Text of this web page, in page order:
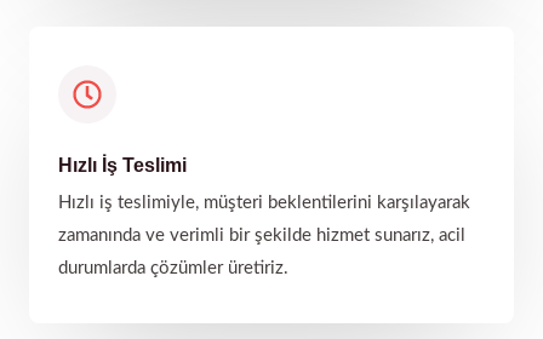
Hızlı İş Teslimi
Hızlı iş teslimiyle, müşteri beklentilerini karşılayarak
zamanında ve verimli bir şekilde hizmet sunarız, acil
durumlarda çözümler üretiriz.